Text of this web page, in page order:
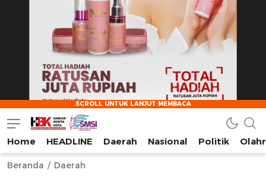
HarianBeritaKota
Mengabarkan Setiap Detil, Sudut, dan Cerita Kota
Home HEADLINE Daerah Nasional Politik
Beranda Daerah